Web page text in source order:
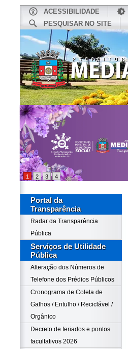
ACESSIBILIDADE
PESQUISAR NO SITE
1 2 3 4
Portal da
Transparência
Radar da Transparência
Pública
Serviços de Utilidade
Pública
Alteração dos Números de
Telefone dos Prédios Públicos
Cronograma de Coleta de
Galhos / Entulho / Reciclável /
Orgânico
Decreto de feriados e pontos
facultativos 2026